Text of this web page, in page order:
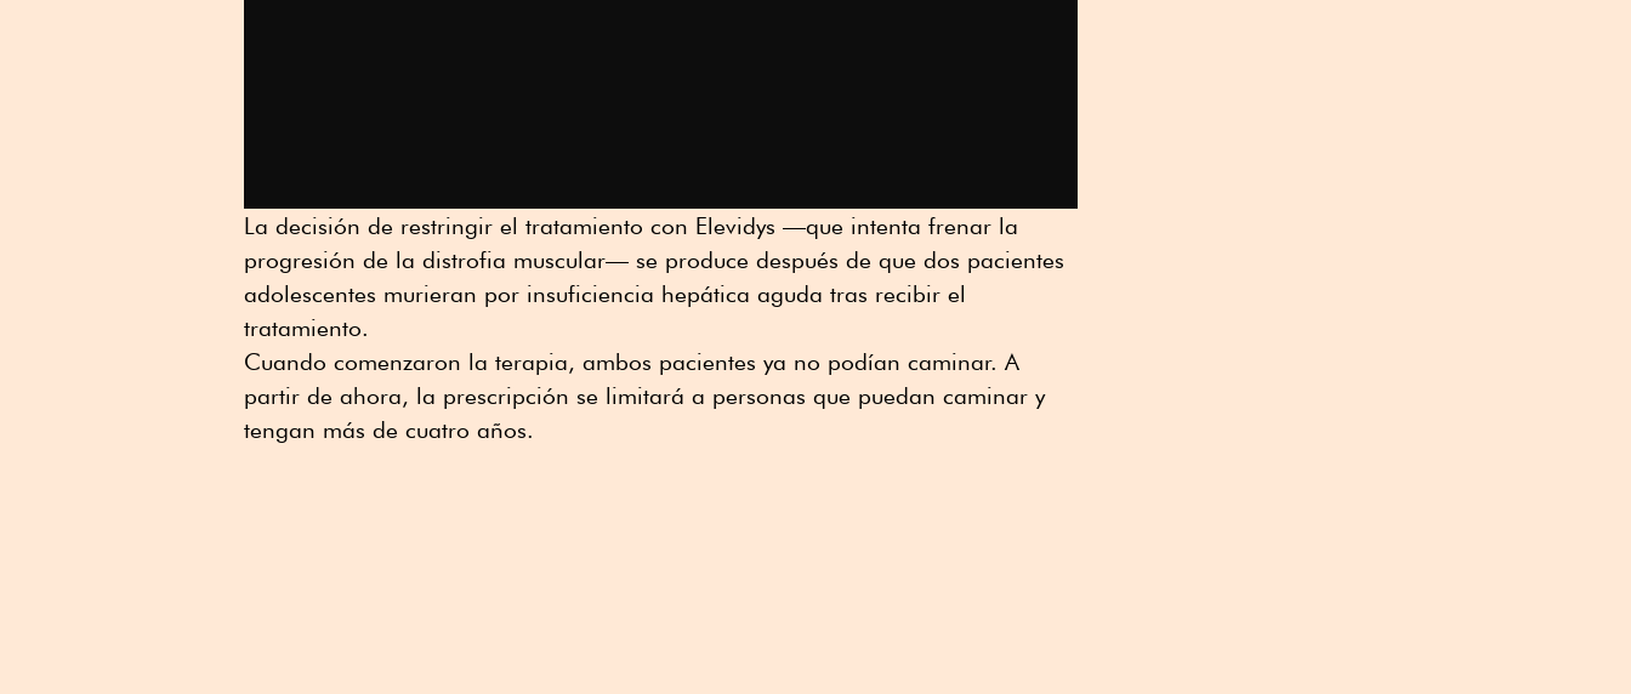
La decisión de restringir el tratamiento con Elevidys —que intenta frenar la
progresión de la distrofia muscular— se produce después de que dos pacientes
adolescentes murieran por insuficiencia hepática aguda tras recibir el
tratamiento.
Cuando comenzaron la terapia, ambos pacientes ya no podían caminar. A
partir de ahora, la prescripción se limitará a personas que puedan caminar y
tengan más de cuatro años.